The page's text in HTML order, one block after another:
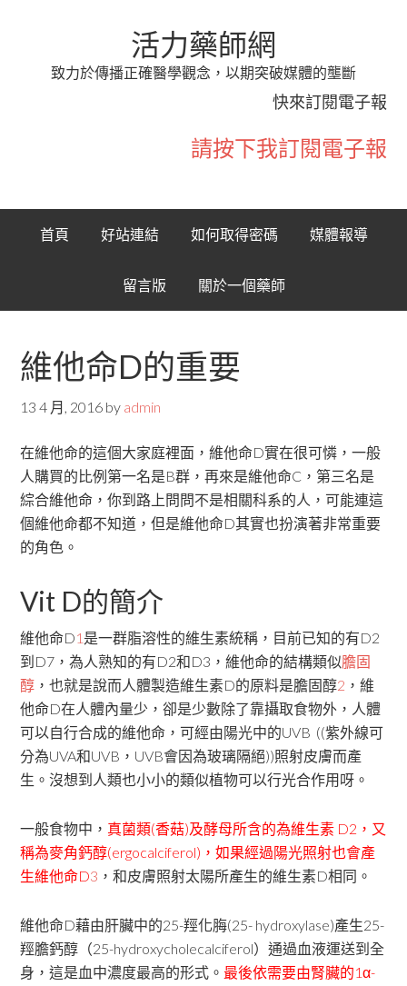
活力藥師網
致力於傳播正確醫學觀念，以期突破媒體的壟斷
快來訂閱電子報
請按下我訂閱電子報
首頁 好站連結 如何取得密碼 媒體報導
留言版 關於一個藥師
維他命D的重要
13 4 月, 2016 by admin
在維他命的這個大家庭裡面，維他命D實在很可憐，一般
人購買的比例第一名是B群，再來是維他命C，第三名是
綜合維他命，你到路上問問不是相關科系的人，可能連這
個維他命都不知道，但是維他命D其實也扮演著非常重要
的角色。
Vit D的簡介
維他命D1 是一群脂溶性的維生素統稱，目前已知的有D2
到D7，為人熟知的有D2和D3，維他命的結構類似膽固
醇 ，也就是說而人體製造維生素D的原料是膽固醇2 ，維
他命D在人體內量少，卻是少數除了靠攝取食物外，人體
可以自行合成的維他命，可經由陽光中的UVB ((紫外線可
分為UVA和UVB，UVB會因為玻璃隔絕))照射皮膚而產
生。沒想到人類也小小的類似植物可以行光合作用呀。
一般食物中， 真菌類(香菇)及酵母所含的為維生素 D2，又
稱為麥角鈣醇(ergocalciferol)，如果經過陽光照射也會產
生維他命D3 ，和皮膚照射太陽所產生的維生素D相同。
維他命D藉由肝臟中的25-羥化脢(25- hydroxylase)產生25-
羥膽鈣醇（25-hydroxycholecalciferol）通過血液運送到全
身，這是血中濃度最高的形式。 最後依需要由腎臟的1α-